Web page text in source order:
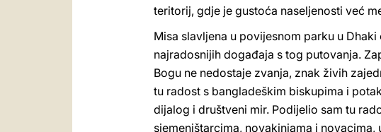
teritorij, gdje je gustoća naseljenosti već
Misa slavljena u povijesnom parku u
najradosnijih događaja s tog putovanja.
Bogu ne nedostaje zvanja, znak živih
tu radost s bangladeškim biskupima i
dijalog i društveni mir. Podijelio sam tu
sjemeništarcima, novakinjama i